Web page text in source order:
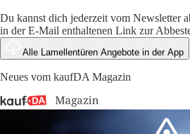
Du kannst dich jederzeit vom Newsletter
in der E-Mail enthaltenen Link zur
Alle Lamellentüren Angebote in der App
Neues vom kaufDA Magazin